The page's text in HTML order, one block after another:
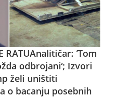
RATUAnalitičar: ‘Tom
odbrojani‘; Izvori
želi uništiti
o bacanju posebnih